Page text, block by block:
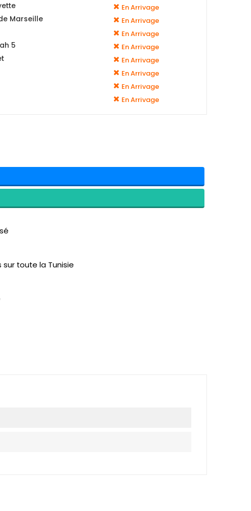
En Arrivage
Marseille En Arrivage
En Arrivage
5 En Arrivage
En Arrivage
En Arrivage
En Arrivage
En Arrivage
sur toute la Tunisie